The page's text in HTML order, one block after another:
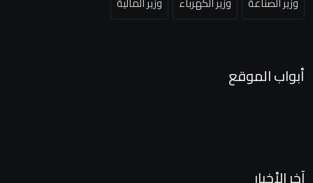
أبواب الموقع